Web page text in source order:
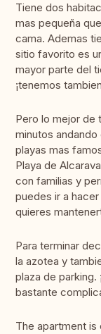
Tiene dos
mas pequeña
cama. Ademas
sitio favorito es
mayor parte del
¡tenemos
Pero lo mejor de
minutos andando
playas mas
Playa de
con familias y
puedes ir a
quieres
Para terminar
la azotea y
plaza de parking.
bastante
The apartment